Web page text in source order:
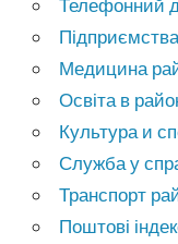
Телефонний
Медицина
Освіта в
Культура и
Служба у
Транспорт
Поштові